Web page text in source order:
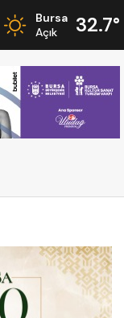
Bursa
Açık
32.7°